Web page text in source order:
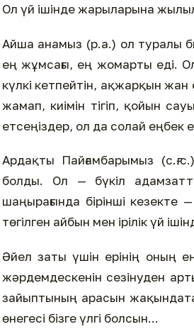
Ол үй ішінде жарыларына
Айша анамыз (р.а.) ол туралы
ең жұмсағы, ең жомарты еді.
күлкі кетпейтін, ақжарқын жан
жамап, киімін тігіп, қойын
етсеңіздер, ол да солай еңбек
Ардақты Пайғамбарымыз
болды. Ол — бүкіл
шаңырағында бірінші кезекте
төгілген айбын мен ірілік үй
Әйел заты үшін ерінің оның
жәрдемдескенін сезінуден
зайыптының арасын
өнегесі бізге үлгі болсын...